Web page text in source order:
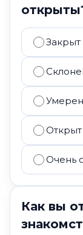
Закрыт
Открыт
Очень
Как вы